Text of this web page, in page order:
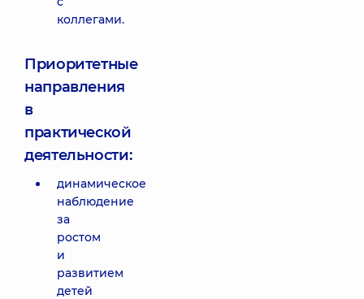
коллегами.
Приоритетные
направления
в
практической
деятельности:
динамическое
наблюдение
за
ростом
и
развитием
детей